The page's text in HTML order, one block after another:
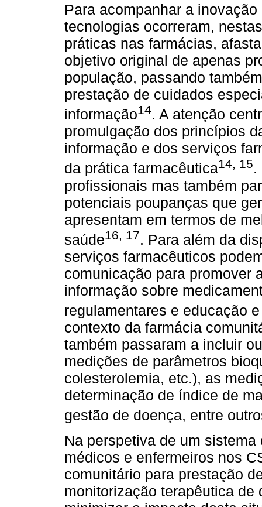
Para acompanhar a
tecnologias ocorreram,
práticas nas farmácias,
objetivo original de apenas
população, passando
prestação de cuidados
informação14. A atenção
promulgação dos princípios
informação e dos serviços
da prática farmacêutica14, 15.
profissionais mas também
potenciais poupanças que
apresentam em termos de
saúde16, 17. Para além da
serviços farmacêuticos
comunicação para promover
informação sobre
regulamentares e educação
contexto da farmácia
também passaram a incluir
medições de parâmetros
colesterolemia, etc.), as
determinação de índice de
gestão de doença, entre
Na perspetiva de um
médicos e enfermeiros nos
comunitário para prestação
monitorização terapêutica